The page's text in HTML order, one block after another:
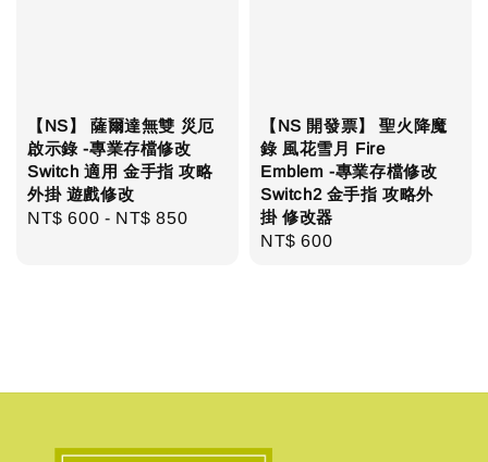
【NS】 薩爾達無雙 災厄
啟示錄 -專業存檔修改
Switch 適用 金手指 攻略
外掛 遊戲修改
Regular
NT$ 600 - NT$ 850
【NS 開發票】 聖火降魔
錄 風花雪月 Fire
Emblem -專業存檔修改
Switch2 金手指 攻略外
掛 修改器
Regular
NT$ 600